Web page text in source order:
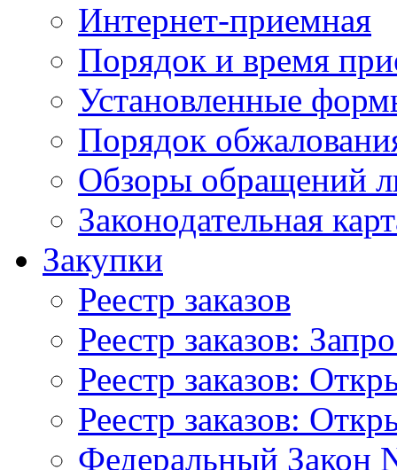
Интернет-приемная
Порядок и время
Установленные
Порядок
Обзоры обращений
Законодательная
Закупки
Реестр заказов
Реестр заказов:
Реестр заказов:
Реестр заказов:
Федеральный Закон